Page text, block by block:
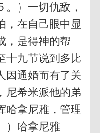
）一切仇敌，
，在自己眼中显
，是得神的帮
十九节说到多比
因通婚而有了关
尼希米派他的弟
哈拿尼雅，管理
）哈拿尼雅